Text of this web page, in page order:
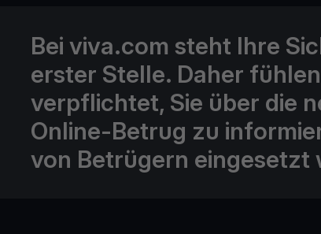
Bei viva.com steht Ihre
erster Stelle. Daher
verpflichtet, Sie über die
Online-Betrug zu
von Betrügern eingesetzt